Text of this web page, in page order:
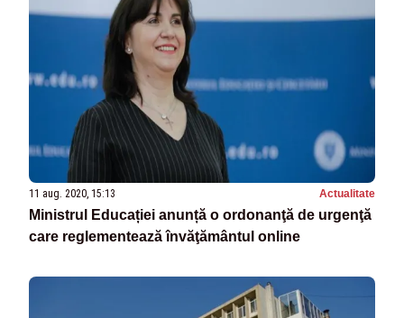
11 aug. 2020, 15:13 Actualitate
Ministrul Educației anunță o ordonanţă de urgenţă
care reglementează învăţământul online